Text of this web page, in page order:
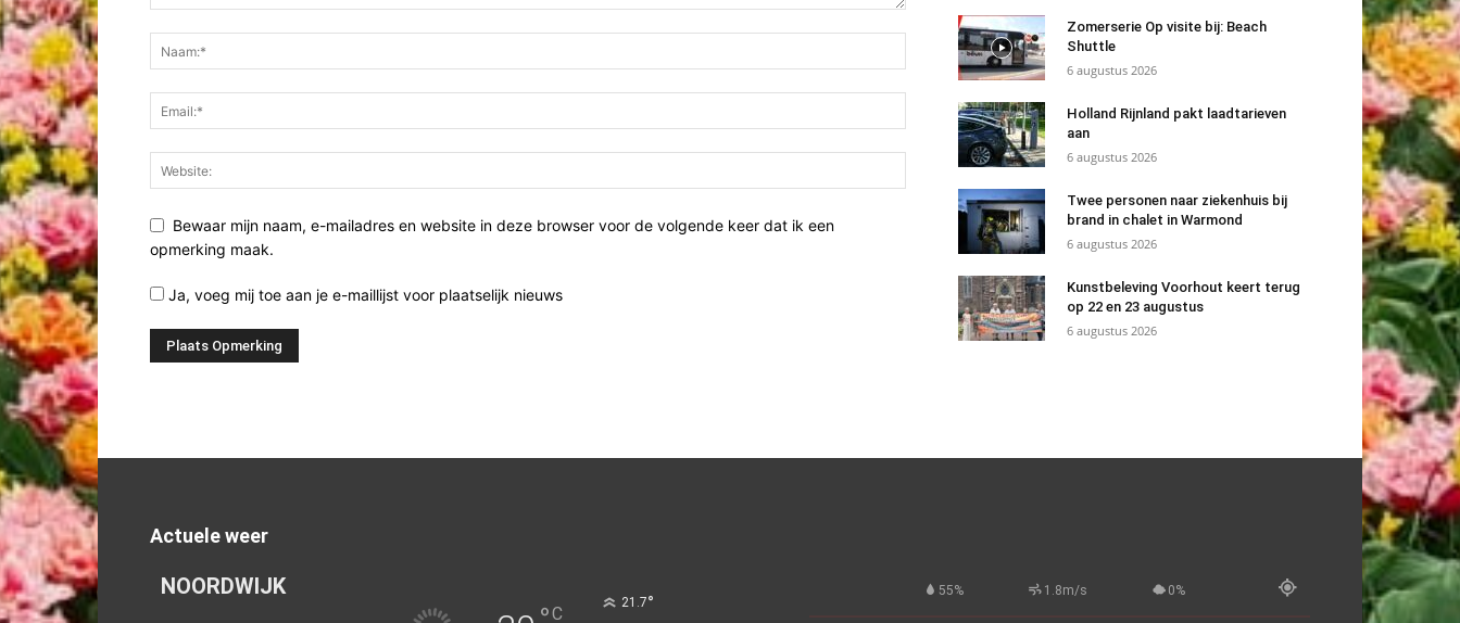
Bewaar mijn naam, e-mailadres en website in deze browser voor de volgende keer dat ik een
opmerking maak.
Ja, voeg mij toe aan je e-maillijst voor plaatselijk nieuws
Zomerserie Op visite bij: Beach
Shuttle
6 augustus 2026
Holland Rijnland pakt laadtarieven
aan
6 augustus 2026
Twee personen naar ziekenhuis bij
brand in chalet in Warmond
6 augustus 2026
Kunstbeleving Voorhout keert terug
op 22 en 23 augustus
6 augustus 2026
Actuele weer
NOORDWIJK
C
21.7°
55% 1.8m/s 0%